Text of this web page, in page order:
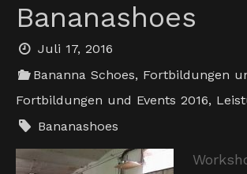
Bananashoes
Juli 17, 2016
Bananna Schoes, Fortbildungen
Fortbildungen und Events 2016,
Bananashoes